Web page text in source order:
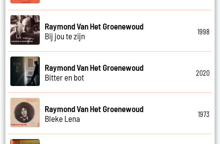
Raymond Van Het Groenewoud
Bij jou te zijn
1998
Raymond Van Het Groenewoud
Bitter en bot
2020
Raymond Van Het Groenewoud
Bleke Lena
1973